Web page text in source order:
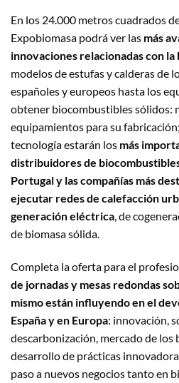
En los 24.000 metros cuadrados
Expobiomasa podrá ver las más
innovaciones relacionadas con la
modelos de estufas y calderas de
españoles y europeos hasta los
obtener biocombustibles sólidos:
equipamientos para su
tecnología estarán los más
distribuidores de
Portugal y las compañías más
ejecutar redes de calefacción
generación eléctrica, de
de biomasa sólida.
Completa la oferta para el
de jornadas y mesas redondas
mismo están influyendo en el
España y en Europa: innovación,
descarbonización, mercado de
desarrollo de prácticas
paso a nuevos negocios tanto en